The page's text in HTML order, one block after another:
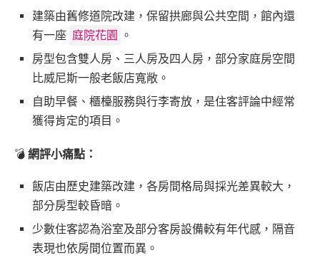
建築由舊修道院改建，保留拱廊與公共空間，館內還
有一座 庭院花園 。
房型包含雙人房、三人房及四人房，部分家庭房空間
比威尼斯一般老飯店寬敞。
自助早餐、櫃檯服務與行李寄放，是住客評論中經常
獲得肯定的項目。
💣 網評小痛點：
飯店由歷史建築改建，各房間格局與採光差異較大，
部分房型較昏暗。
少數住客認為浴室及部分客房設備較有年代感，隔音
表現也依房間位置而異。